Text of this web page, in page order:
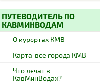
ПУТЕВОДИТЕЛЬ ПО
КАВМИНВОДАМ
О курортах КМВ
Карта: все города КМВ
Что лечат в
КавМинВодах?